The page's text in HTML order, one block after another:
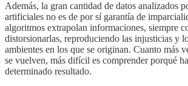
Además, la gran cantidad de datos analizados
artificiales no es de por sí garantía de
algoritmos extrapolan informaciones, siempre
distorsionarlas, reproduciendo las injusticias y
ambientes en los que se originan. Cuanto más
se vuelven, más difícil es comprender porqué
determinado resultado.